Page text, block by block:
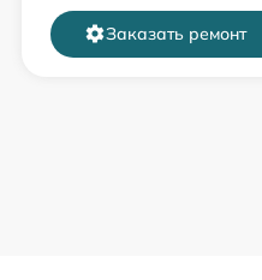
Заказать ремонт